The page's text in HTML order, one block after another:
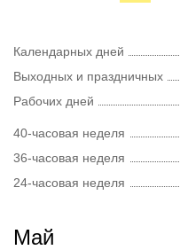
Календарных дней
Выходных и праздничных
Рабочих дней
40-часовая неделя
36-часовая неделя
24-часовая неделя
Май